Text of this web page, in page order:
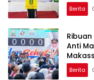
Berita
Anti
Berita